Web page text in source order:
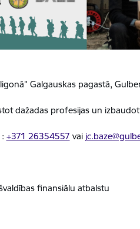
Galgauskas pagastā,
dažadas profesijas un
+371 26354557 vai
finansiālu atbalstu